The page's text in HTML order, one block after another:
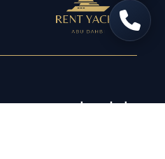
تواصل معنا